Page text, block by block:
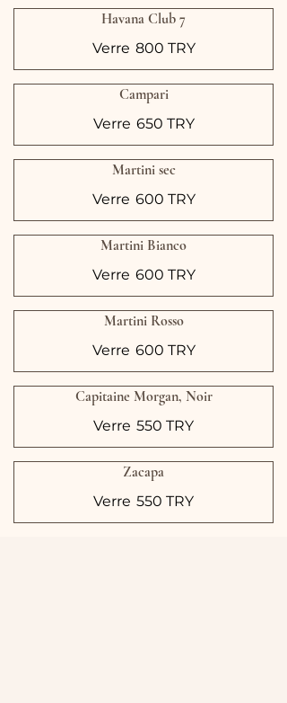
Havana Club 7
Verre 800 TRY
Campari
Verre 650 TRY
Martini sec
Verre 600 TRY
Martini Bianco
Verre 600 TRY
Martini Rosso
Verre 600 TRY
Capitaine Morgan, Noir
Verre 550 TRY
Zacapa
Verre 550 TRY